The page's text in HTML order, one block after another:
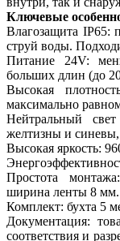
Ключевые
Влагозащита IP65:
струй воды.
Питание 24V:
больших длин (до
Высокая
максимально
Нейтральный
желтизны и синевы,
Высокая яркость:
Простота
ширина ленты 8 мм.
Комплект: бухта 5
Документация:
соответствия и